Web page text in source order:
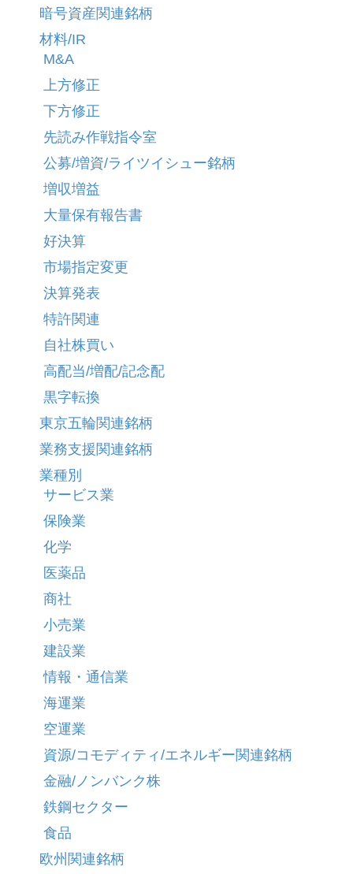
暗号資産関連銘柄
材料/IR
M&A
上方修正
下方修正
先読み作戦指令室
公募/増資/ライツイシュー銘柄
増収増益
大量保有報告書
好決算
市場指定変更
決算発表
特許関連
自社株買い
高配当/増配/記念配
黒字転換
東京五輪関連銘柄
業務支援関連銘柄
業種別
サービス業
保険業
化学
医薬品
商社
小売業
建設業
情報・通信業
海運業
空運業
資源/コモディティ/エネルギー関連銘柄
金融/ノンバンク株
鉄鋼セクター
食品
欧州関連銘柄